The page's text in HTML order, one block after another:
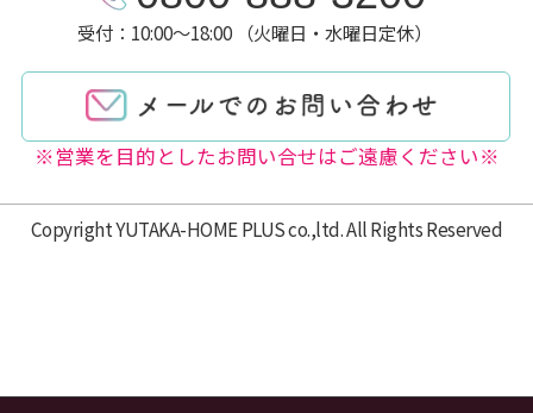
受付：10:00～18:00 （火曜日・水曜日定休）
※営業を目的としたお問い合せはご遠慮ください※
Copyright YUTAKA-HOME PLUS co.,ltd. All Rights Reserved